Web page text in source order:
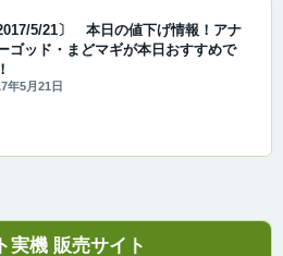
2017/5/21〕 本日の値下げ情報！アナ
ゴッド・まどマギが本日おすすめで
年5月21日
実機 販売サイト